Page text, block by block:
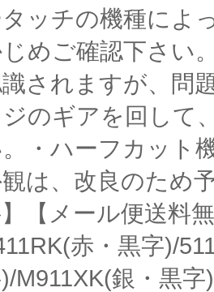
タッチの機種によ
じめご確認下さい
識されますが、問
ジのギアを回して
・ハーフカット
は、改良のため
【メール便送料
赤・黒字)/
M911XK(銀・黒